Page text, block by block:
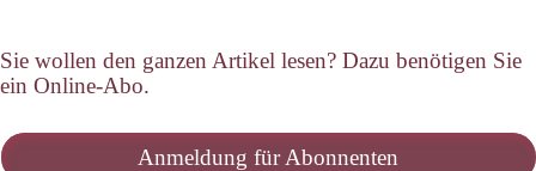
Sie wollen den ganzen Artikel lesen? Dazu benötigen Sie
ein Online-Abo.
Anmeldung für Abonnenten